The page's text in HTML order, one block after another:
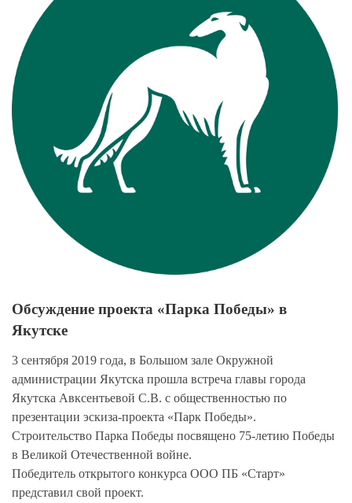
Обсуждение проекта «Парка Победы» в
Якутске
3 сентября 2019 года, в Большом зале Окружной
администрации Якутска прошла встреча главы города
Якутска Авксентьевой С.В. с общественностью по
презентации эскиза-проекта «Парк Победы».
Строительство Парка Победы посвящено 75-летию Победы
в Великой Отечественной войне.
Победитель открытого конкурса ООО ПБ «Старт»
представил свой проект.